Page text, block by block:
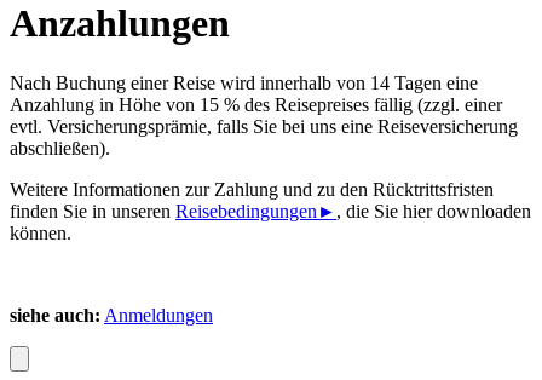
Anzahlungen
Nach Buchung einer Reise wird innerhalb von 14 Tagen eine
Anzahlung in Höhe von 15 % des Reisepreises fällig (zzgl. einer
evtl. Versicherungsprämie, falls Sie bei uns eine Reiseversicherung
abschließen).
Weitere Informationen zur Zahlung und zu den Rücktrittsfristen
finden Sie in unseren Reisebedingungen► , die Sie hier downloaden
können.
siehe auch: Anmeldungen